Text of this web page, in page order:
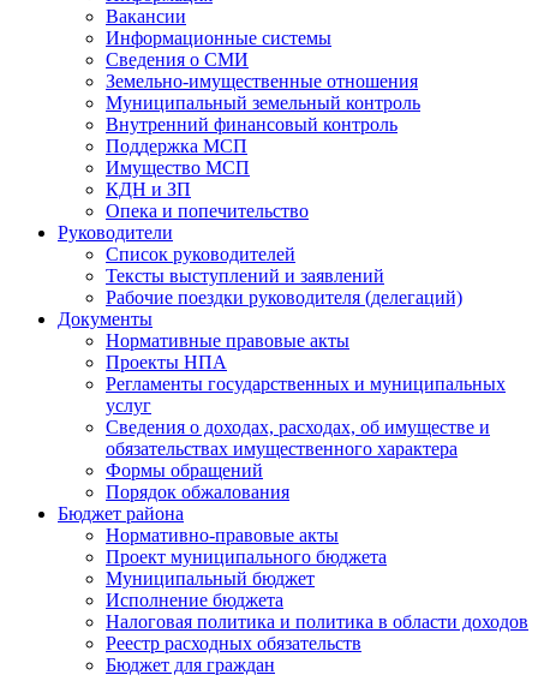
Вакансии
Информационные системы
Сведения о СМИ
Земельно-имущественные отношения
Муниципальный земельный контроль
Внутренний финансовый контроль
Поддержка МСП
Имущество МСП
КДН и ЗП
Опека и попечительство
Руководители
Список руководителей
Тексты выступлений и заявлений
Рабочие поездки руководителя (делегаций)
Документы
Нормативные правовые акты
Проекты НПА
Регламенты государственных и муниципальных
услуг
Сведения о доходах, расходах, об имуществе и
обязательствах имущественного характера
Формы обращений
Порядок обжалования
Бюджет района
Нормативно-правовые акты
Проект муниципального бюджета
Муниципальный бюджет
Исполнение бюджета
Налоговая политика и политика в области доходов
Реестр расходных обязательств
Бюджет для граждан